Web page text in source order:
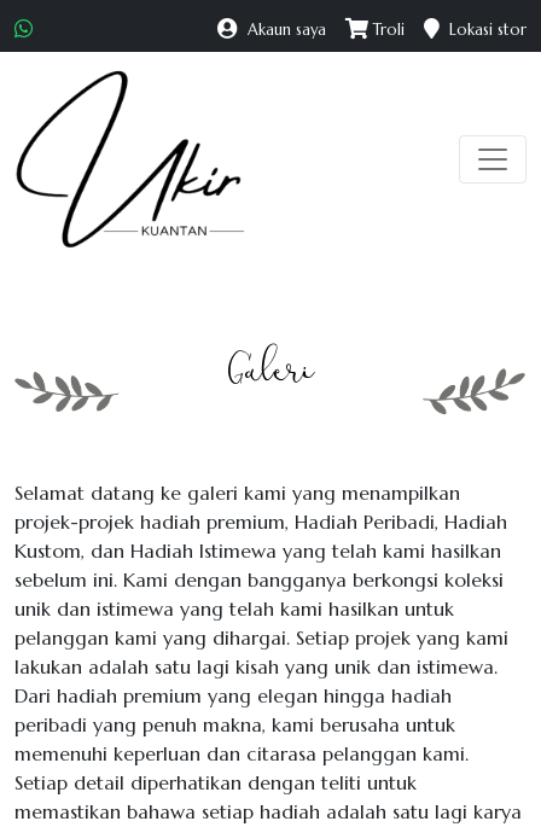
Akaun saya Troli Lokasi stor
Galeri
Selamat datang ke galeri kami yang menampilkan
projek-projek hadiah premium, Hadiah Peribadi, Hadiah
Kustom, dan Hadiah Istimewa yang telah kami hasilkan
sebelum ini. Kami dengan bangganya berkongsi koleksi
unik dan istimewa yang telah kami hasilkan untuk
pelanggan kami yang dihargai. Setiap projek yang kami
lakukan adalah satu lagi kisah yang unik dan istimewa.
Dari hadiah premium yang elegan hingga hadiah
peribadi yang penuh makna, kami berusaha untuk
memenuhi keperluan dan citarasa pelanggan kami.
Setiap detail diperhatikan dengan teliti untuk
memastikan bahawa setiap hadiah adalah satu lagi karya